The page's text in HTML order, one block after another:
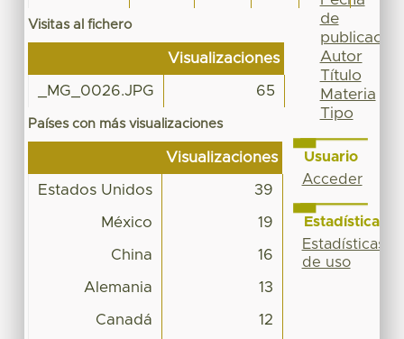
Visitas al fichero
Visualizaciones
_MG_0026.JPG 65
Países con más visualizaciones
Visualizaciones
Estados Unidos 39
México 19
China 16
Alemania 13
Canadá 12
de
publicación
Autor
Título
Materia
Tipo
Usuario
Acceder
Estadísticas
Estadísticas
de uso